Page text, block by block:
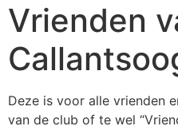
Vrienden
Deze is voor alle vrienden
van de club of te wel